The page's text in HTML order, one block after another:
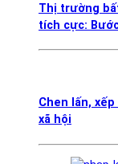
Thị trường
tích cực:
Chen lấn,
xã hội